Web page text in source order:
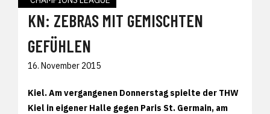
KN: ZEBRAS MIT GEMISCHTEN
GEFÜHLEN
16. November 2015
Kiel. Am vergangenen Donnerstag spielte der THW
Kiel in eigener Halle gegen Paris St. Germain, am